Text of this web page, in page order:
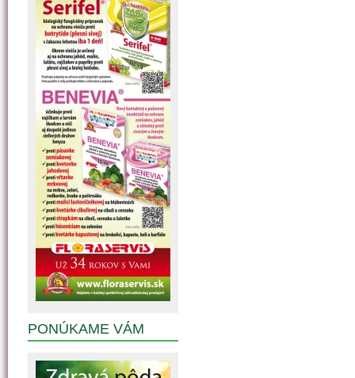
PONÚKAME VÁM